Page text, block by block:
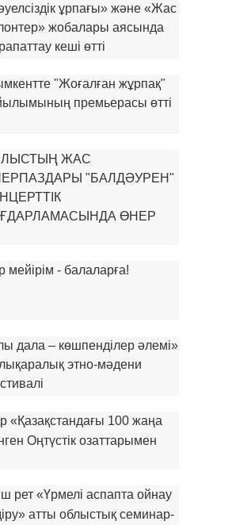
ұрпағы» және «Жас
жобалары аясында
кеші өтті
"Жоғалған жұрпақ"
премьерасы өтті
ЖАС
"БАЛДӘУРЕН"
ӨНЕР
мейірім - балаларға!
дала – көшпенділер әлемі»
этно-мәдени
«Қазақстандағы 100 жаңа
Оңтүстік озаттарымен
рет «Үрмелі аспапта ойнау
атты облыстық семинар-